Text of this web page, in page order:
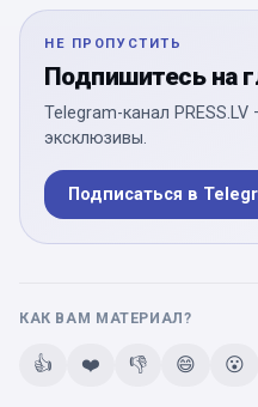
НЕ ПРОПУСТИТЬ
Подпишитесь на
Telegram-канал
эксклюзивы.
Подписаться в
КАК ВАМ МАТЕРИАЛ?
👍 ❤️ 👎 😄 😮